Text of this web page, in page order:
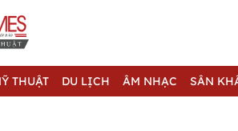
THUẬT DU LỊCH ÂM NHẠC SÂN